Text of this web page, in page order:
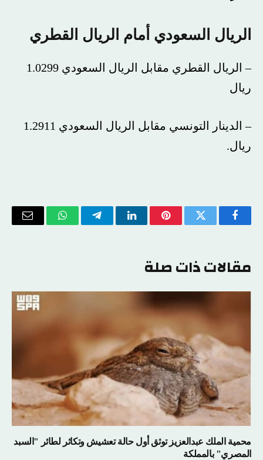
الريال السعودي أمام الريال القطري
– الريال القطري مقابل الريال السعودي 1.0299
ريال
– الدينار التونسي مقابل الريال السعودي 1.2911
ريال.
فيسبوكتويتر بينتيريستلينكدإن تيلقرام واتسابالبريد
مقالات ذات صلة
محمية الملك عبدالعزيز توثق أول حالة تعشيش وتكاثر لطائر "السبد
المصري" بالمملكة